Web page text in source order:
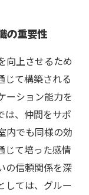
の重要性
向上させるため
じて構築される
ーション能力を
は、仲間をサポ
内でも同様の効
じて培った感情
の信頼関係を深
しては、グルー